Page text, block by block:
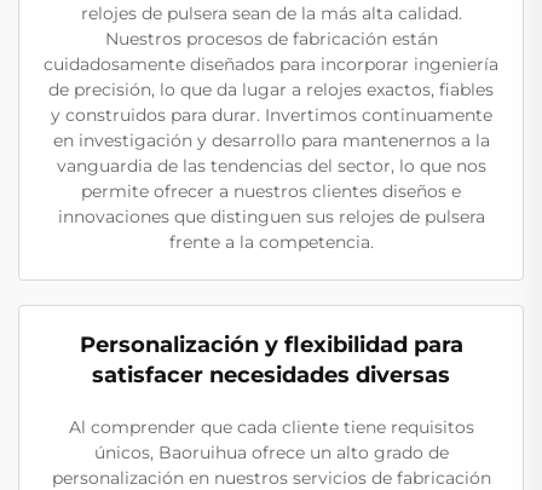
relojes de pulsera sean de la más alta calidad.
Nuestros procesos de fabricación están
cuidadosamente diseñados para incorporar ingeniería
de precisión, lo que da lugar a relojes exactos, fiables
y construidos para durar. Invertimos continuamente
en investigación y desarrollo para mantenernos a la
vanguardia de las tendencias del sector, lo que nos
permite ofrecer a nuestros clientes diseños e
innovaciones que distinguen sus relojes de pulsera
frente a la competencia.
Personalización y flexibilidad para
satisfacer necesidades diversas
Al comprender que cada cliente tiene requisitos
únicos, Baoruihua ofrece un alto grado de
personalización en nuestros servicios de fabricación